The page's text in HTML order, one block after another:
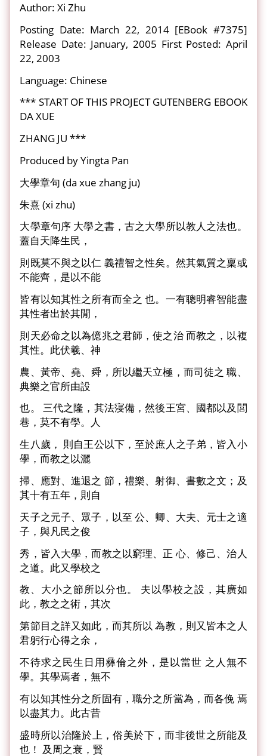
Author: Xi Zhu
Posting Date: March 22, 2014 [EBook #7375]
Release Date: January, 2005 First Posted: April
22, 2003
Language: Chinese
*** START OF THIS PROJECT GUTENBERG EBOOK
DA XUE
ZHANG JU ***
Produced by Yingta Pan
大學章句 (da xue zhang ju)
朱熹 (xi zhu)
大學章句序 大學之書，古之大學所以教人之法也。
蓋自天降生民，
則既莫不與之以仁 義禮智之性矣。然其氣質之稟或
不能齊，是以不能
皆有以知其性之所有而全之 也。一有聰明睿智能盡
其性者出於其閒，
則天必命之以為億兆之君師，使之治 而教之，以複
其性。此伏羲、神
農、黃帝、堯、舜，所以繼天立極，而司徒之 職、
典樂之官所由設
也。 三代之隆，其法寖備，然後王宮、國都以及閭
巷，莫不有學。人
生八歲， 則自王公以下，至於庶人之子弟，皆入小
學，而教之以灑
掃、應對、進退之 節，禮樂、射御、書數之文；及
其十有五年，則自
天子之元子、眾子，以至 公、卿、大夫、元士之適
子，與凡民之俊
秀，皆入大學，而教之以窮理、正 心、修己、治人
之道。此又學校之
教、大小之節所以分也。 夫以學校之設，其廣如
此，教之之術，其次
第節目之詳又如此，而其所以 為教，則又皆本之人
君躬行心得之余，
不待求之民生日用彝倫之外，是以當世 之人無不
學。其學焉者，無不
有以知其性分之所固有，職分之所當為，而各俛 焉
以盡其力。此古昔
盛時所以治隆於上，俗美於下，而非後世之所能及
也！ 及周之衰，賢